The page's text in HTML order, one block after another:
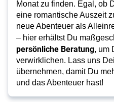
Monat zu finden. Egal, ob
eine romantische Auszeit
neue Abenteuer als
– hier erhältst Du
persönliche Beratung, um
verwirklichen. Lass uns
übernehmen, damit Du
und das Abenteuer hast!